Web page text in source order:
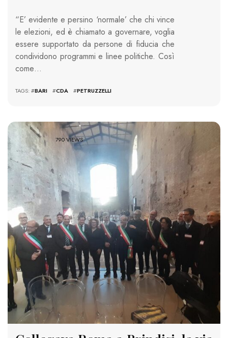
“E’ evidente e persino ‘normale’ che chi vince
le elezioni, ed è chiamato a governare, voglia
essere supportato da persone di fiducia che
condividono programmi e linee politiche. Così
come…
TAGS: #BARI #CDA #PETRUZZELLI
790 VIEWS